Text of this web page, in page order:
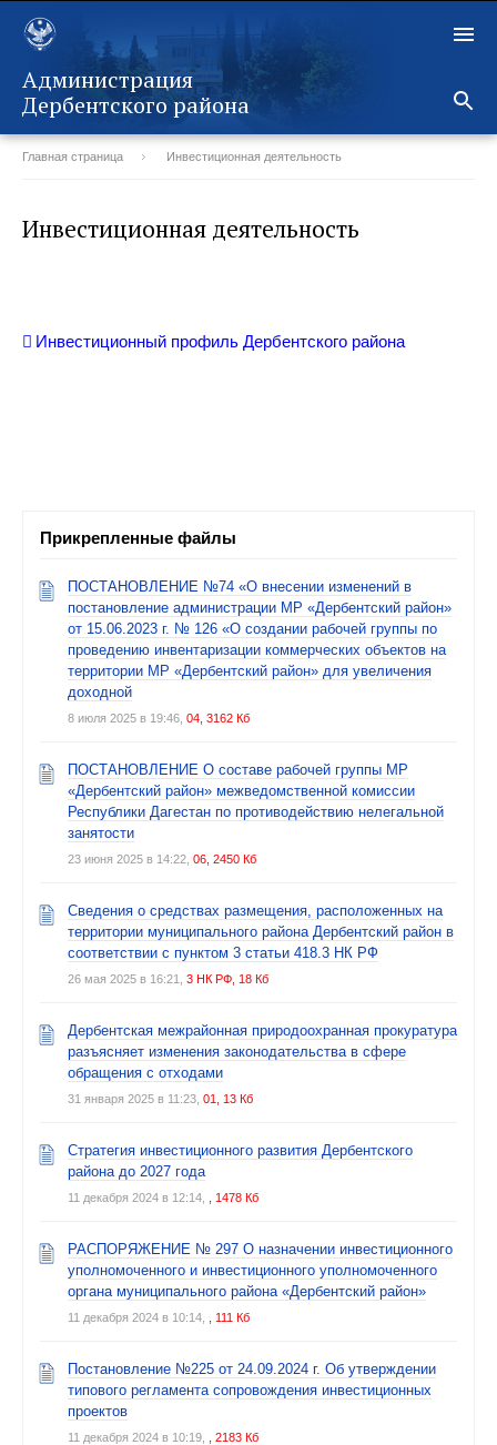
Администрация
Дербентского района
Главная страница Инвестиционная деятельность
Инвестиционная деятельность
Инвестиционный профиль Дербентского района
Прикрепленные файлы
ПОСТАНОВЛЕНИЕ №74 «О внесении изменений в
постановление администрации МР «Дербентский район»
от 15.06.2023 г. № 126 «О создании рабочей группы по
проведению инвентаризации коммерческих объектов на
территории МР «Дербентский район» для увеличения
доходной
8 июля 2025 в 19:46, 04, 3162 Кб
ПОСТАНОВЛЕНИЕ О составе рабочей группы МР
«Дербентский район» межведомственной комиссии
Республики Дагестан по противодействию нелегальной
занятости
23 июня 2025 в 14:22, 06, 2450 Кб
Сведения о средствах размещения, расположенных на
территории муниципального района Дербентский район в
соответствии с пунктом 3 статьи 418.3 НК РФ
26 мая 2025 в 16:21, 3 НК РФ, 18 Кб
Дербентская межрайонная природоохранная прокуратура
разъясняет изменения законодательства в сфере
обращения с отходами
31 января 2025 в 11:23, 01, 13 Кб
Стратегия инвестиционного развития Дербентского
района до 2027 года
11 декабря 2024 в 12:14, , 1478 Кб
РАСПОРЯЖЕНИЕ № 297 О назначении инвестиционного
уполномоченного и инвестиционного уполномоченного
органа муниципального района «Дербентский район»
11 декабря 2024 в 10:14, , 111 Кб
Постановление №225 от 24.09.2024 г. Об утверждении
типового регламента сопровождения инвестиционных
проектов
11 декабря 2024 в 10:19, , 2183 Кб